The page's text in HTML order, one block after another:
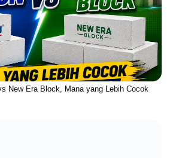
New Era Block, Mana yang Lebih Cocok